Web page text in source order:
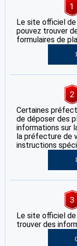
1
Le site officiel
pouvez trouver
formulaires de
2
Certaines
de déposer des
informations sur
la préfecture de
instructions
3
Le site officiel
trouver des